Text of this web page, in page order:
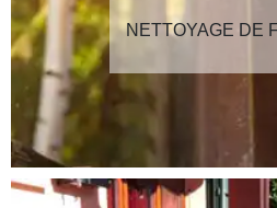
NETTOYAGE DE